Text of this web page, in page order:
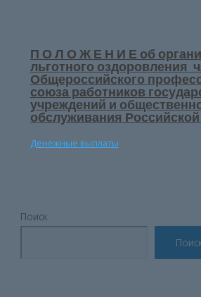
П О Л О Ж Е Н И Е об
льготного оздоровления
Общероссийского
союза работников
учреждений и
обслуживания
Денежные выплаты
Поиск